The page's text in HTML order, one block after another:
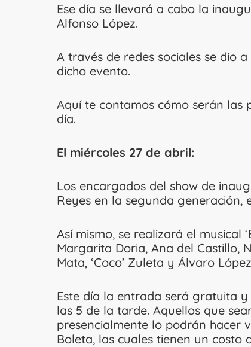
Ese día se llevará a cabo la
Alfonso López.
A través de redes sociales se dio
dicho evento.
Aquí te contamos cómo serán las
día.
El miércoles 27 de abril:
Los encargados del show de
Reyes en la segunda generación,
Así mismo, se realizará el musical
Margarita Doria, Ana del Castillo,
Mata, ‘Coco’ Zuleta y Álvaro
Este día la entrada será gratuita
las 5 de la tarde. Aquellos que
presencialmente lo podrán hacer
Boleta, las cuales tienen un costo